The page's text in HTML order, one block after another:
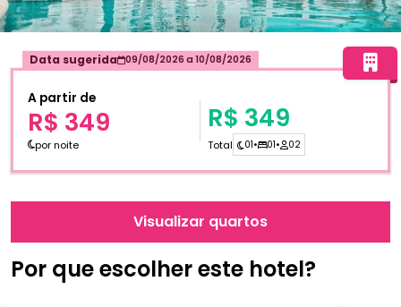
Por que escolher este hotel?
Data sugerida 09/08/2026 a 10/08/2026
A partir de
R$ 349
por noite
R$ 349
Total 01• 01• 02
Visualizar quartos